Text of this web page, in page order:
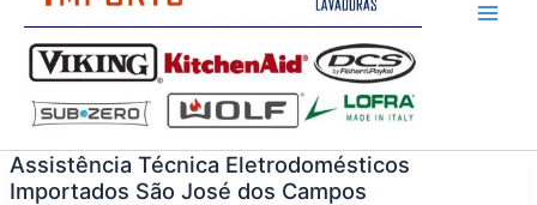
Assistência Técnica Eletrodomésticos
Importados São José dos Campos